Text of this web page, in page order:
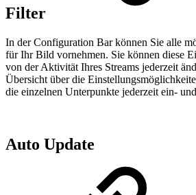
Filter
In der Configuration Bar können Sie alle
für Ihr Bild vornehmen. Sie können diese
von der Aktivität Ihres Streams jederzeit
Übersicht über die
die einzelnen Unterpunkte jederzeit ein-
Auto Update